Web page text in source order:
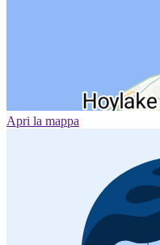
Apri la mappa